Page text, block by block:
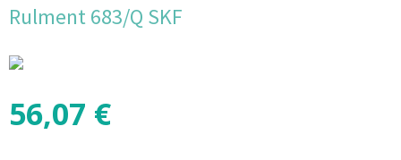
Rulment 683/Q SKF
56,07 €